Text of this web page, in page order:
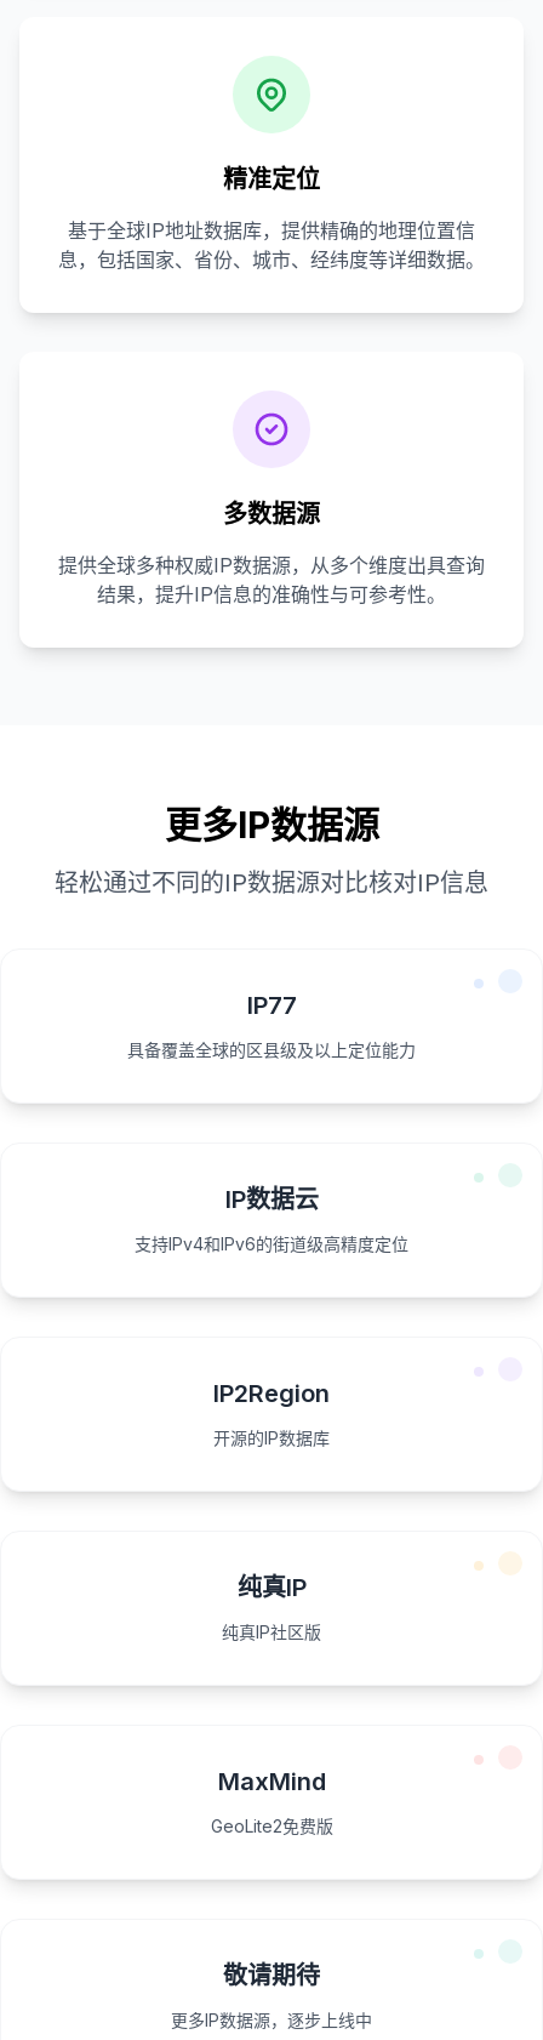
精准定位
基于全球IP地址数据库，提供精确的地理位置信
息，包括国家、省份、城市、经纬度等详细数据。
多数据源
提供全球多种权威IP数据源，从多个维度出具查询
结果，提升IP信息的准确性与可参考性。
更多IP数据源
轻松通过不同的IP数据源对比核对IP信息
IP77
具备覆盖全球的区县级及以上定位能力
IP数据云
支持IPv4和IPv6的街道级高精度定位
IP2Region
开源的IP数据库
纯真IP
纯真IP社区版
MaxMind
GeoLite2免费版
敬请期待
更多IP数据源，逐步上线中